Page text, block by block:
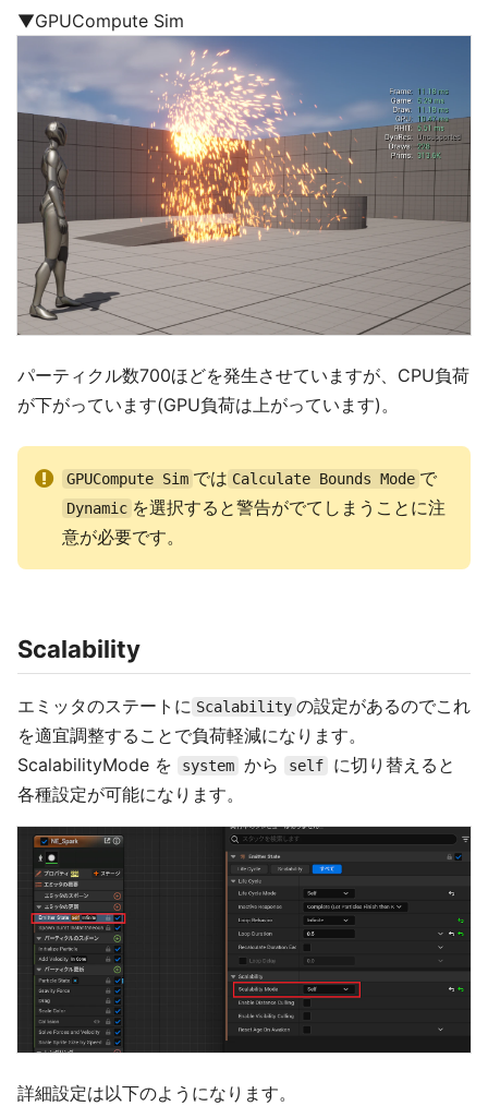
▼GPUCompute Sim
パーティクル数700ほどを発生させていますが、CPU負荷
が下がっています(GPU負荷は上がっています)。
GPUCompute Sim では Calculate Bounds Mode で
Dynamic を選択すると警告がでてしまうことに注
意が必要です。
Scalability
エミッタのステートに Scalability の設定があるのでこれ
を適宜調整することで負荷軽減になります。
ScalabilityMode を
system から self
に切り替えると
各種設定が可能になります。
詳細設定は以下のようになります。